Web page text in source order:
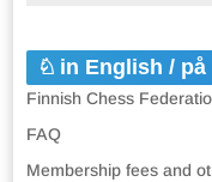
in English / på
Finnish Chess
FAQ
Membership fees and